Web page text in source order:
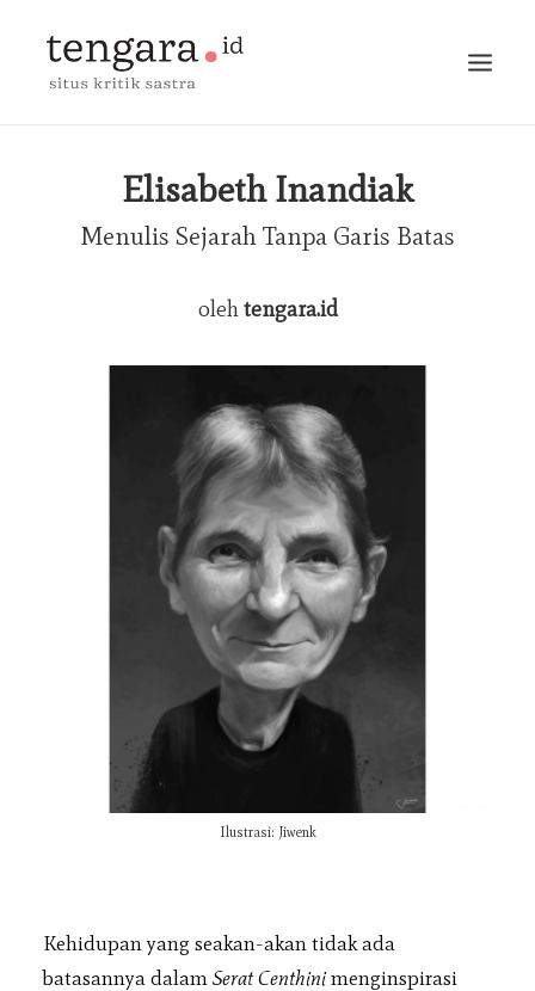
TERBITAN
PERCAKAPAN
PANDUAN PENULISAN
Elisabeth Inandiak
Menulis Sejarah Tanpa Garis Batas
olehtengara.id
Ilustrasi: Jiwenk
Kehidupan yang seakan-akan tidak ada
batasannya dalam Serat Centhinimenginspirasi